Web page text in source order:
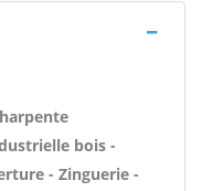
bois -
- Zinguerie -